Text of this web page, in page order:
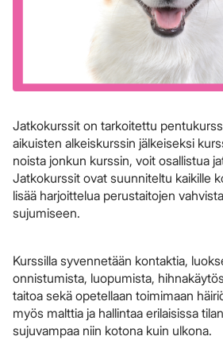
Jatkokurssit on tarkoitettu
aikuisten alkeiskurssin jälkeiseksi
noista jonkun kurssin, voit osallistua
Jatkokurssit ovat suunniteltu kaikille
lisää harjoittelua perustaitojen
sujumiseen.
Kurssilla syvennetään kontaktia,
onnistumista, luopumista,
taitoa sekä opetellaan toimimaan
myös malttia ja hallintaa erilaisissa
sujuvampaa niin kotona kuin ulkona.